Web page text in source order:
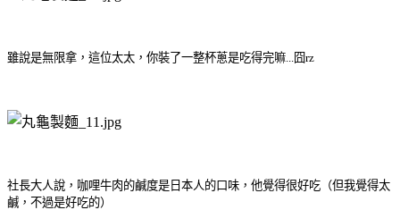
雖說是無限拿，這位太太，你裝了一整杯蔥是吃得完嘛...囧rz
社長大人說，咖哩牛肉的鹹度是日本人的口味，他覺得很好吃（但我覺得太
鹹，不過是好吃的）